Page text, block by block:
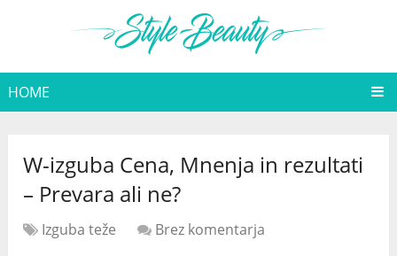
HOME
W-izguba Cena, Mnenja in rezultati
– Prevara ali ne?
Izguba teže
Brez komentarja